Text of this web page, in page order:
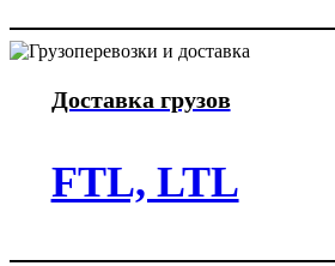
Доставка грузов
FTL, LTL